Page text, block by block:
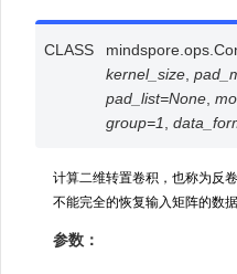
CLASS mindspore.ops.
kernel_size ,
pad_list=None ,
group=1 ,
计算二维转置卷积，也称为反
不能完全的恢复输入矩阵的数
参数：